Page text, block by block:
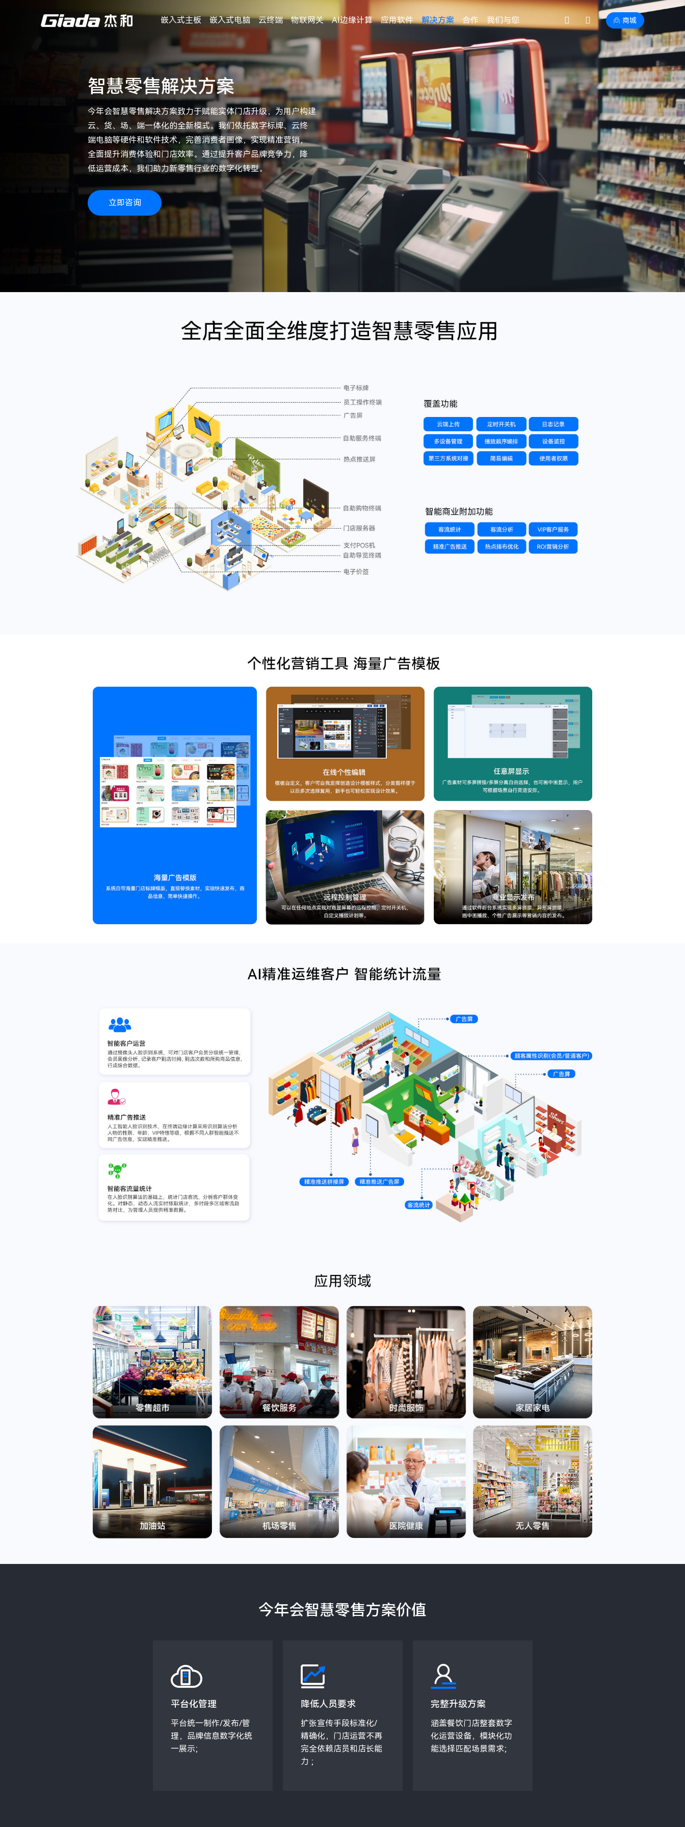
商城
嵌入式主板 嵌入式电脑 云终端 物联网关 AI边缘计算 应用软件 解决方案 合作 我们与您
智慧零售解决方案
今年会智慧零售解决方案致力于赋能实体门店升级，为用户构建
云、货、场、端一体化的全新模式。我们依托数字标牌、云终
端电脑等硬件和软件技术，完善消费者画像，实现精准营销，
全面提升消费体验和门店效率。通过提升客户品牌竞争力，降
低运营成本，我们助力新零售行业的数字化转型。
立即咨询
今年会智慧零售方案价值
平台化管理
平台统一制作/发布/管
理，品牌信息数字化统
一展示;
降低人员要求
扩张宣传手段标准化/
精确化，门店运营不再
完全依赖店员和店长能
力 ;
完整升级方案
涵盖餐饮门店整套数字
化运营设备，模块化功
能选择匹配场景需求;